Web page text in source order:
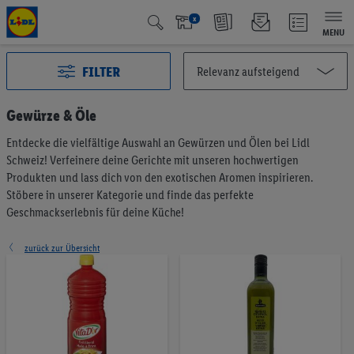
x
MENU
Gewürze & Öle
Entdecke die vielfältige Auswahl an Gewürzen und Ölen bei Lidl
Schweiz! Verfeinere deine Gerichte mit unseren hochwertigen
Produkten und lass dich von den exotischen Aromen inspirieren.
Stöbere in unserer Kategorie und finde das perfekte
Geschmackserlebnis für deine Küche!
zurück zur Übersicht
FILTER
Alle Kategorien
2991
Aktuelle Aktionen 125
Qualité Suisse
438
Fairtrade 40
Vegan & Vegetarisch
Früchte & Gemüse
Brot & Backwaren
Müesli & Brotaufstrich
Kaffee & Tee 75
Milchprodukte & Eier